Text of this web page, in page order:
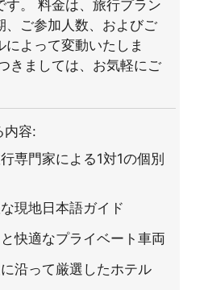
す。 料金は、旅行プラン
、ご参加人数、およびご
よって変動いたしま
きましては、お気軽にご
内容:
専門家による1対1の個別
現地日本語ガイド
快適なプライベート車両
沿って厳選したホテル